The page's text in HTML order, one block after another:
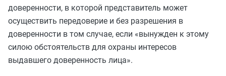
доверенности, в которой представитель может
осуществить передоверие и без разрешения в
доверенности в том случае, если «вынужден к этому
силою обстоятельств для охраны интересов
выдавшего доверенность лица».